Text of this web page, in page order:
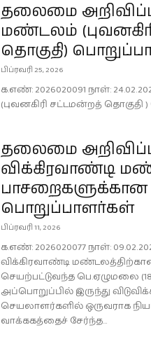
தலைமை அறிவிப்பு
மண்டலம்
தொகுதி)
பிப்ரவரி 25, 2026
க.எண்: 2026020091 நாள்:
(புவனகிரி சட்டமன்றத்
தலைமை அறிவிப்பு
விக்கிரவாண்டி
பாசறைகளுக்கான
பொறுப்பாளர்கள்
பிப்ரவரி 11, 2026
க.எண்: 2026020077 நாள்:
விக்கிரவாண்டி
செயற்பட்டுவந்த பெ.ஏழுமலை
அப்பொறுப்பில் இருந்து
செயலாளர்களில் ஒருவராக
வாக்ககத்தைச் சேர்ந்த...